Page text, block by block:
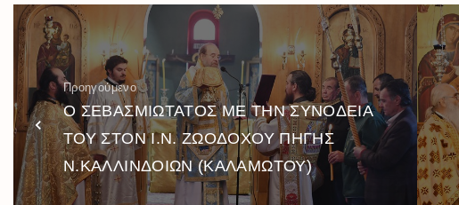
Προηγούμενο
Ο ΣΕΒΑΣΜΙΩΤΑΤΟΣ ΜΕ ΤΗΝ ΣΥΝΟΔΕΙΑ
ΤΟΥ ΣΤΟΝ Ι.Ν. ΖΩΟΔΟΧΟΥ ΠΗΓΗΣ
Ν.ΚΑΛΛΙΝΔΟΙΩΝ (ΚΑΛΑΜΩΤΟΥ)